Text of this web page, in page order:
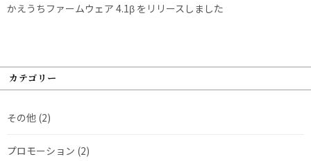
かえうちファームウェア 4.1β をリリースしました
カテゴリー
その他 (2)
プロモーション (2)